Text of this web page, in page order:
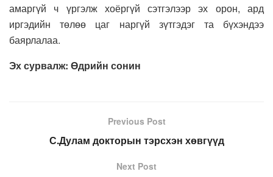
амаргүй ч үргэлж хоёргүй сэтгэлээр эх орон, ард
иргэдийн төлөө цаг наргүй зүтгэдэг та бүхэндээ
баярлалаа.
Эх сурвалж: Өдрийн сонин
Previous Post
С.Дулам докторын тэрсхэн хөвгүүд
Next Post